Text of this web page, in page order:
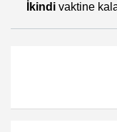
İkindivaktine